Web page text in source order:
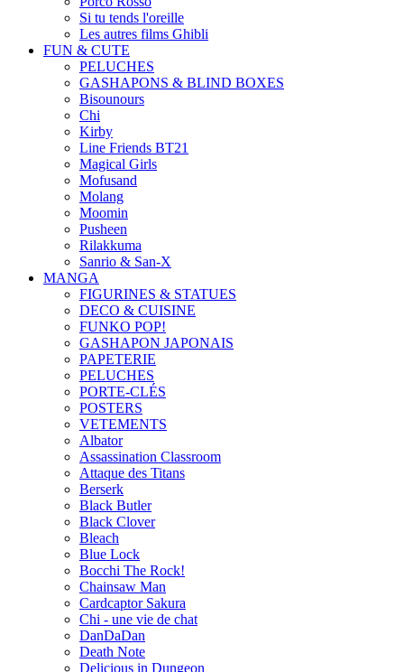
Si tu tends l'oreille
Les autres films Ghibli
FUN & CUTE
PELUCHES
GASHAPONS & BLIND BOXES
Bisounours
Chi
Kirby
Line Friends BT21
Magical Girls
Mofusand
Molang
Moomin
Pusheen
Rilakkuma
Sanrio & San-X
MANGA
FIGURINES & STATUES
DECO & CUISINE
FUNKO POP!
GASHAPON JAPONAIS
PAPETERIE
PELUCHES
PORTE-CLÉS
POSTERS
VETEMENTS
Albator
Assassination Classroom
Attaque des Titans
Berserk
Black Butler
Black Clover
Bleach
Blue Lock
Bocchi The Rock!
Chainsaw Man
Cardcaptor Sakura
Chi - une vie de chat
DanDaDan
Death Note
Delicious in Dungeon